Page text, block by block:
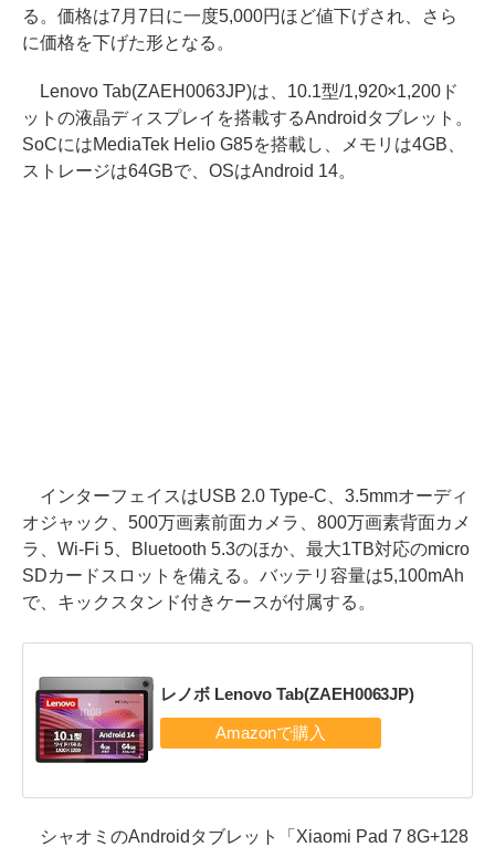
る。価格は7月7日に一度5,000円ほど値下げされ、さら
に価格を下げた形となる。
Lenovo Tab(ZAEH0063JP)は、10.1型/1,920×1,200ド
ットの液晶ディスプレイを搭載するAndroidタブレット。
SoCにはMediaTek Helio G85を搭載し、メモリは4GB、
ストレージは64GBで、OSはAndroid 14。
インターフェイスはUSB 2.0 Type-C、3.5mmオーディ
オジャック、500万画素前面カメラ、800万画素背面カメ
ラ、Wi-Fi 5、Bluetooth 5.3のほか、最大1TB対応のmicro
SDカードスロットを備える。バッテリ容量は5,100mAh
で、キックスタンド付きケースが付属する。
レノボ Lenovo Tab(ZAEH0063JP)
シャオミのAndroidタブレット「Xiaomi Pad 7 8G+128